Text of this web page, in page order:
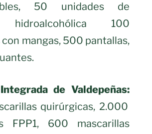
50 unidades de
hidroalcohólica 100
mangas, 500 pantallas,
de Valdepeñas:
quirúrgicas, 2.000
FPP1, 600 mascarillas